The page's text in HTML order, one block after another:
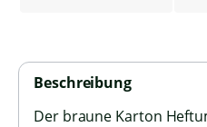
Beschreibung
Der braune Karton